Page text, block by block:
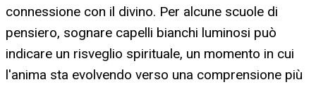
connessione con il divino. Per alcune scuole di
pensiero, sognare capelli bianchi luminosi può
indicare un risveglio spirituale, un momento in cui
l'anima sta evolvendo verso una comprensione più